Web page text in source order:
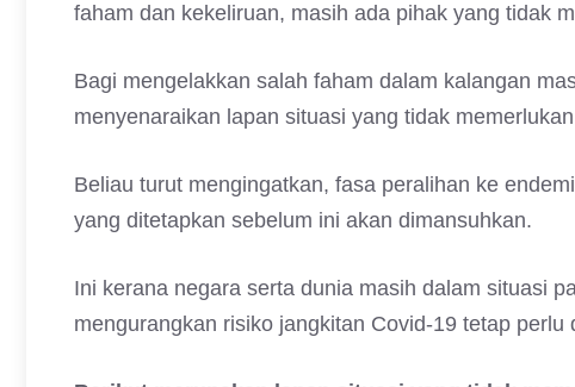
faham dan kekeliruan, masih ada pihak yang tidak
Bagi mengelakkan salah faham dalam kalangan
menyenaraikan lapan situasi yang tidak
Beliau turut mengingatkan, fasa peralihan ke
yang ditetapkan sebelum ini akan dimansuhkan.
Ini kerana negara serta dunia masih dalam situasi
mengurangkan risiko jangkitan Covid-19 tetap